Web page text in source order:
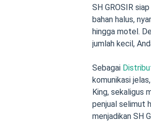
SH GROSIR
bahan halus,
hingga motel.
jumlah kecil,
Sebagai
komunikasi
King, sekaligus
penjual selimut
menjadikan SH